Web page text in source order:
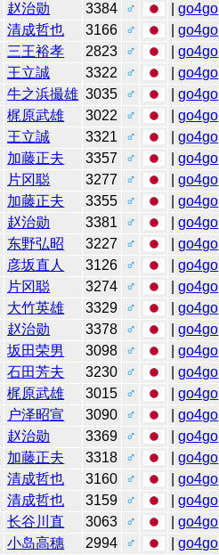
赵治勋 3384 ♂ |go4go
清成哲也 3166 ♂ |go4go
三王裕孝 2823 ♂ |go4go
王立誠 3322 ♂ |go4go
牛之浜撮雄 3035 ♂ |go4go
梶原武雄 3022 ♂ |go4go
王立誠 3321 ♂ |go4go
加藤正夫 3357 ♂ |go4go
片冈聪 3277 ♂ |go4go
加藤正夫 3355 ♂ |go4go
赵治勋 3381 ♂ |go4go
东野弘昭 3227 ♂ |go4go
彦坂直人 3126 ♂ |go4go
片冈聪 3274 ♂ |go4go
大竹英雄 3329 ♂ |go4go
赵治勋 3378 ♂ |go4go
坂田荣男 3098 ♂ |go4go
石田芳夫 3230 ♂ |go4go
梶原武雄 3015 ♂ |go4go
户泽昭宣 3090 ♂ |go4go
赵治勋 3369 ♂ |go4go
加藤正夫 3318 ♂ |go4go
清成哲也 3160 ♂ |go4go
清成哲也 3159 ♂ |go4go
长谷川直 3063 ♂ |go4go
小岛高穗 2994 ♂ |go4go